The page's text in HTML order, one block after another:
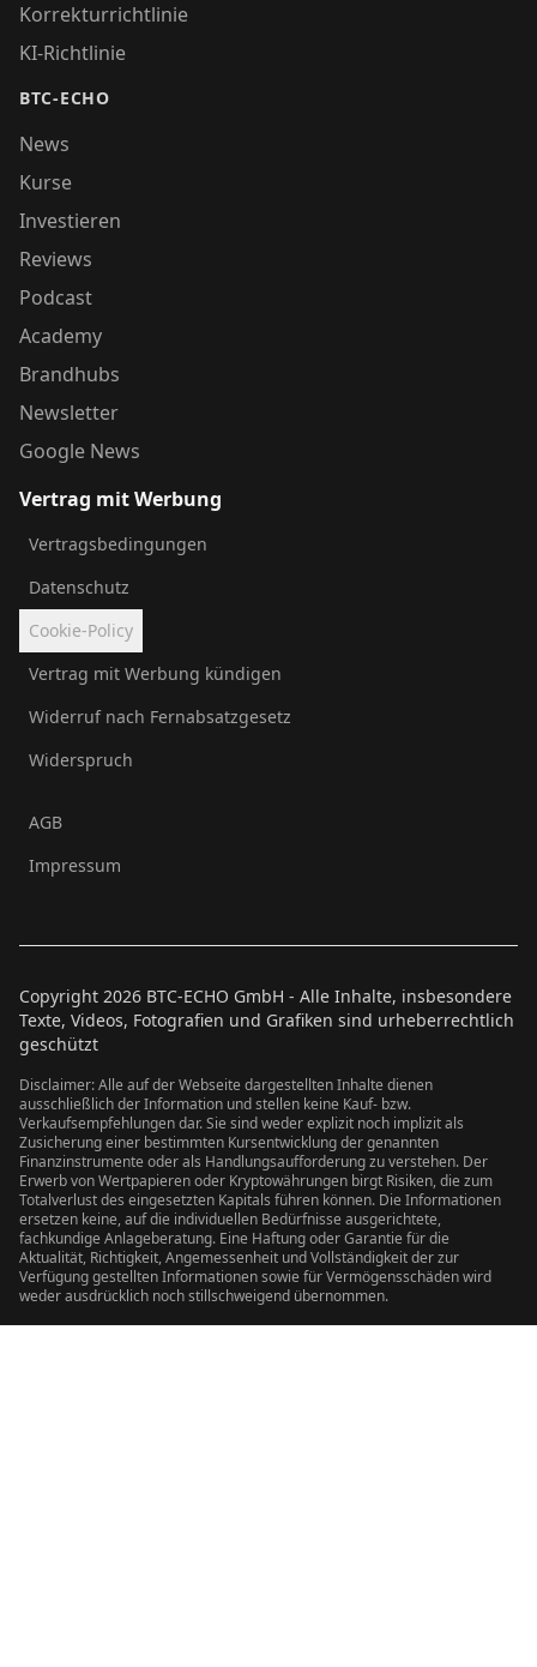
Korrekturrichtlinie
KI-Richtlinie
BTC-ECHO
News
Kurse
Investieren
Reviews
Podcast
Academy
Brandhubs
Newsletter
Google News
Vertrag mit Werbung
Vertragsbedingungen
Datenschutz
Cookie-Policy
Vertrag mit Werbung kündigen
Widerruf nach Fernabsatzgesetz
Widerspruch
AGB
Impressum
Copyright 2026 BTC-ECHO GmbH - Alle Inhalte, insbesondere
Texte, Videos, Fotografien und Grafiken sind urheberrechtlich
geschützt
Disclaimer: Alle auf der Webseite dargestellten Inhalte dienen
ausschließlich der Information und stellen keine Kauf- bzw.
Verkaufsempfehlungen dar. Sie sind weder explizit noch implizit als
Zusicherung einer bestimmten Kursentwicklung der genannten
Finanzinstrumente oder als Handlungsaufforderung zu verstehen. Der
Erwerb von Wertpapieren oder Kryptowährungen birgt Risiken, die zum
Totalverlust des eingesetzten Kapitals führen können. Die Informationen
ersetzen keine, auf die individuellen Bedürfnisse ausgerichtete,
fachkundige Anlageberatung. Eine Haftung oder Garantie für die
Aktualität, Richtigkeit, Angemessenheit und Vollständigkeit der zur
Verfügung gestellten Informationen sowie für Vermögensschäden wird
weder ausdrücklich noch stillschweigend übernommen.